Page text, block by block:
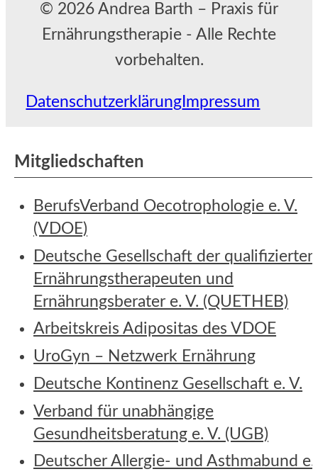
© 2026 Andrea Barth – Praxis für
Ernährungstherapie - Alle Rechte
vorbehalten.
Datenschutzerklärung Impressum
Mitgliedschaften
BerufsVerband Oecotrophologie e. V.
(VDOE)
Deutsche Gesellschaft der qualifizierten
Ernährungstherapeuten und
Ernährungsberater e. V. (QUETHEB)
Arbeitskreis Adipositas des VDOE
UroGyn – Netzwerk Ernährung
Deutsche Kontinenz Gesellschaft e. V.
Verband für unabhängige
Gesundheitsberatung e. V. (UGB)
Deutscher Allergie- und Asthmabund e.